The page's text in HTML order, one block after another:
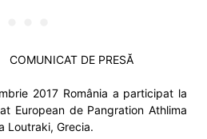
DE PRESĂ
2017 România a participat la
European de Pangration Athlima
Loutraki, Grecia.